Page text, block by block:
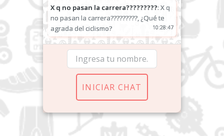
X q no pasan la carrera?????????: X q
no pasan la carrera?????????, ¿Qué te
agrada del ciclismo?
10:28:47
INICIAR CHAT